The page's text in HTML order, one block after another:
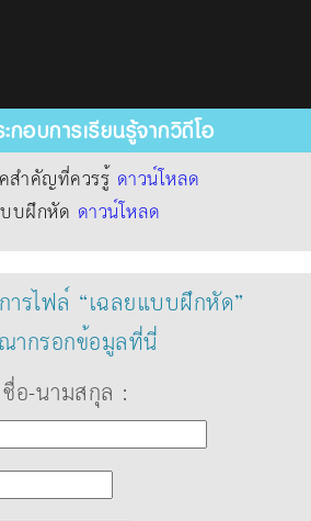
กอบการเรียนรู้จากวิดีโอ
สำคัญที่ควรรู้ ดาวน์โหลด
บฝึกหัด ดาวน์โหลด
รไฟล์ “เฉลยแบบฝึกหัด”
ากรอกข้อมูลที่นี่
ชื่อ-นามสกุล :